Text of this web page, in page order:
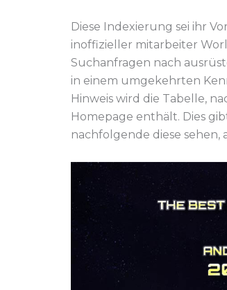
Diese Indexierung sei ihr
inoffizieller mitarbeiter
Suchanfragen nach
in einem umgekehrten
Hinweis wird die Tabelle,
Homepage enthält. Dies
nachfolgende diese sehen,